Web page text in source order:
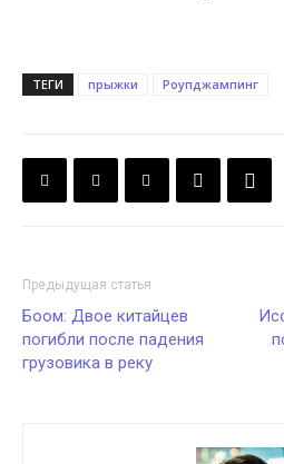
ТЕГИ прыжки Роупджампинг
Предыдущая статья
Боом: Двое китайцев
погибли после падения
грузовика в реку